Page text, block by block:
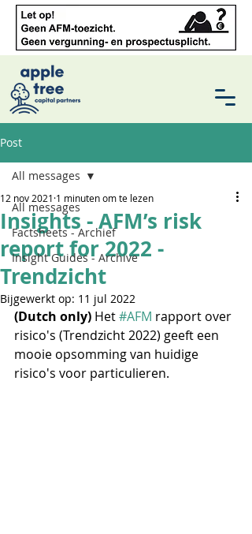
Post
All messages
Factsheets - Archief
Insight Guides - Archive
All messages
Insights - AFM’s risk
report for 2022 -
Trendzicht
12 nov 2021 1 minuten om te lezen
Bijgewerkt op: 11 jul 2022
(Dutch only) Het #AFM rapport over
risico's (Trendzicht 2022) geeft een
mooie opsomming van huidige
risico's voor particulieren.